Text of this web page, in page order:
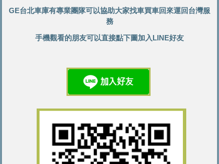
GE台北車庫有專業團隊可以協助大家找車買車回來運回台灣服
務
手機觀看的朋友可以直接點下圖加入LINE好友